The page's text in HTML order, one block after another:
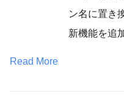
ン名に置き
新機能を追
Read More